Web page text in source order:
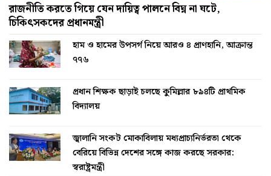
রাজনীতি করতে গিয়ে যেন দায়িত্ব পালনে বিঘ্ন না ঘটে,
চিকিৎসকদের প্রধানমন্ত্রী
হাম ও হামের উপসর্গ নিয়ে আরও ৪ প্রাণহানি, আক্রান্ত
৭৭৬
প্রধান শিক্ষক ছাড়াই চলছে কুমিল্লার ৮৯৪টি প্রাথমিক
বিদ্যালয়
জ্বালানি সংকট মোকাবিলায় মধ্যপ্রাচ্যনির্ভরতা থেকে
বেরিয়ে বিভিন্ন দেশের সঙ্গে কাজ করছে সরকার:
স্বরাষ্ট্রমন্ত্রী